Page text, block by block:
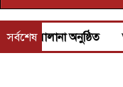
সর্বশেষ
অনুষ্ঠিত অতীতের